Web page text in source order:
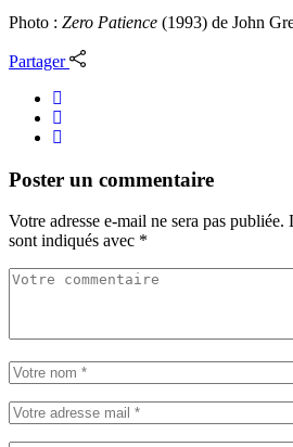
Photo : Zero Patience (1993) de John
Partager
Poster un commentaire
Votre adresse e-mail ne sera pas publiée.
sont indiqués avec *